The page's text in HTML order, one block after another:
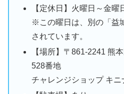
【定休日】火曜日～金
※この曜日は、別の「益
されています。
【場所】〒861-2241 熊
528番地
チャレンジショップ キニ